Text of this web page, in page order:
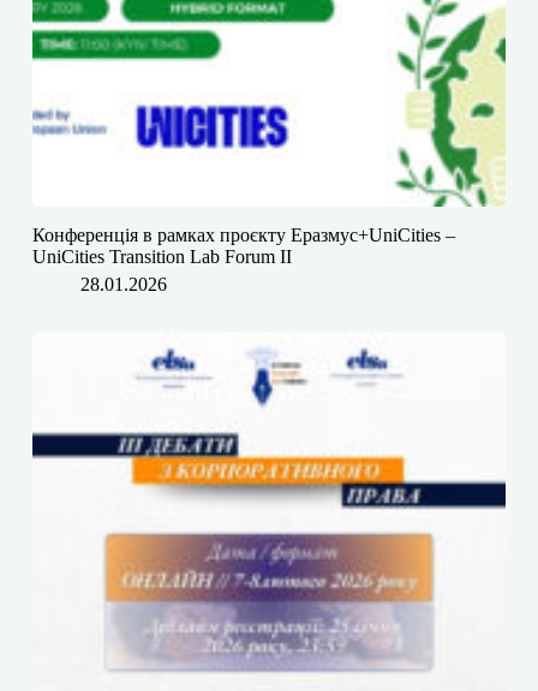
Конференція в рамках проєкту Еразмус+UniCities –
UniCities Transition Lab Forum II
28.01.2026